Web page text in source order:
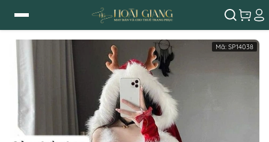
Mã: SP14038